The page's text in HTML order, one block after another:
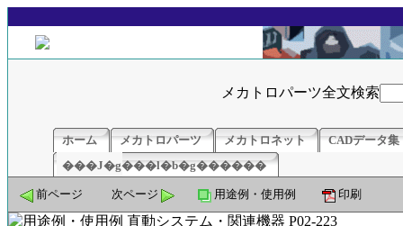
メカトロパーツ全文検索
ホーム メカトロパーツ メカトロネット
CADデータ集
���J�g���l�b�g������
前ページ 次ページ 用途例・使用例 印刷